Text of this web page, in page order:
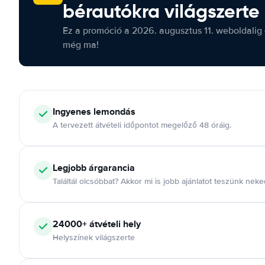
bérautókra világszerte
Ez a promóció a 2026. augusztus 11.
még ma!
Ingyenes lemondás
A tervezett átvételi időpontot megelőző 48 óráig.
Legjobb árgarancia
Találtál olcsóbbat? Akkor mi is jobb ajánlatot teszünk
24000+ átvételi hely
Helyszínek világszerte